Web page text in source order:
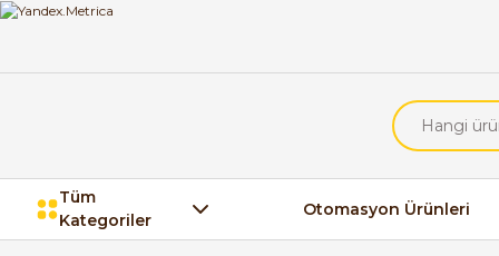
Tüm
Kategoriler
Otomasyon Ürünleri